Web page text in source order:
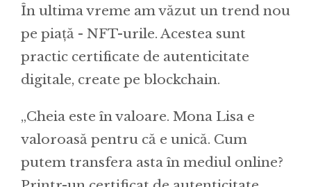
În ultima vreme am văzut un trend nou
pe piață - NFT-urile. Acestea sunt
practic certificate de autenticitate
digitale, create pe blockchain.
„Cheia este în valoare. Mona Lisa e
valoroasă pentru că e unică. Cum
putem transfera asta în mediul online?